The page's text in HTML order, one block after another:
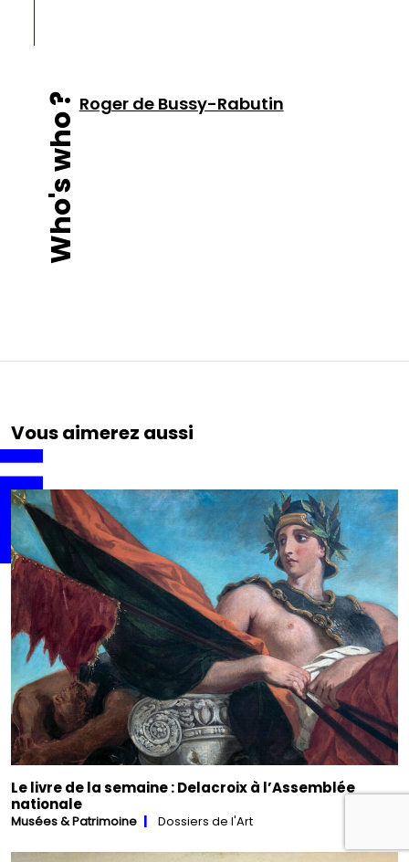
Who's who ? Roger de Bussy-Rabutin
Vous aimerez aussi
Le livre de la semaine : Delacroix à l’Assemblée
nationale
Musées & Patrimoine Dossiers de l'Art